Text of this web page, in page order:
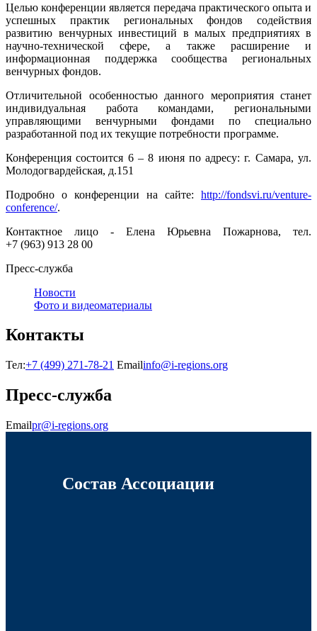
Целью конференции является передача практического опыта и
успешных практик региональных фондов содействия
развитию венчурных инвестиций в малых предприятиях в
научно-технической сфере, а также расширение и
информационная поддержка сообщества региональных
венчурных фондов.
Отличительной особенностью данного мероприятия станет
индивидуальная работа командами, региональными
управляющими венчурными фондами по специально
разработанной под их текущие потребности программе.
Конференция состоится 6 – 8 июня по адресу: г. Самара, ул.
Молодогвардейская, д.151
Подробно о конференции на сайте: http://fondsvi.ru/venture-
conference/.
Контактное лицо - Елена Юрьевна Пожарнова, тел.
+7 (963) 913 28 00
Пресс-служба
Новости
Фото и видеоматериалы
Контакты
Тел:+7 (499) 271-78-21 Emailinfo@i-regions.org
Пресс-служба
Emailpr@i-regions.org
Состав Ассоциации